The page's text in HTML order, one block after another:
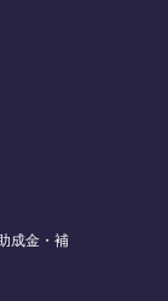
成金・補